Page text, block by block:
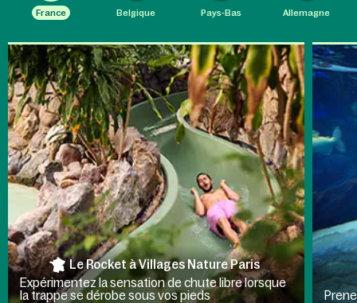
France Belgique Pays-Bas Allemagne
Le Rocket à Villages Nature Paris ​
Expérimentez la sensation de chute libre lorsque
la trappe se dérobe sous vos pieds